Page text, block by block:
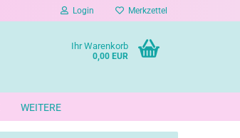
Login Merkzettel
Ihr Warenkorb
0,00 EUR
WEITERE